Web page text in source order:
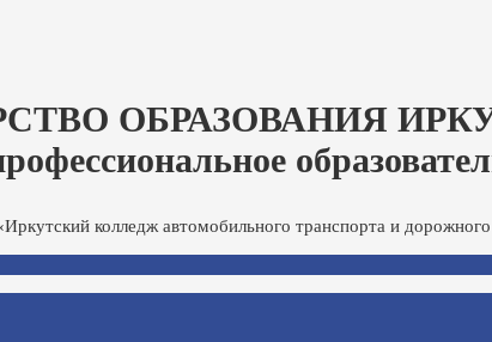
ОБРАЗОВАНИЯ
колледж автомобильного транспорта и дорожного